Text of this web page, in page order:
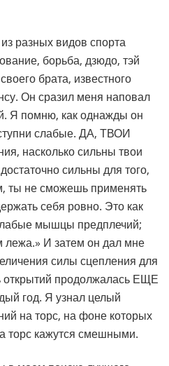
разных видов спорта
борьба, дзюдо, тэй
брата, известного
Он сразил меня наповал
Я помню, как однажды он
слабые. ДА, ТВОИ
насколько сильны твои
сильны для того,
ты не сможешь применять
себя ровно. Это как
мышцы предплечий;
лежа.» И затем он дал мне
силы сцепления для
открытий продолжалась ЕЩЕ
год. Я узнал целый
на торс, на фоне которых
торс кажутся смешными.